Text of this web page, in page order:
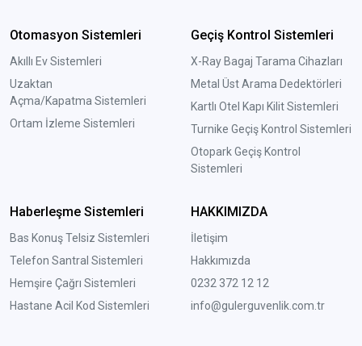
Otomasyon Sistemleri
Akıllı Ev Sistemleri
Uzaktan
Açma/Kapatma Sistemleri
Ortam İzleme Sistemleri
Geçiş Kontrol Sistemleri
X-Ray Bagaj Tarama Cihazları
Metal Üst Arama Dedektörleri
Kartlı Otel Kapı Kilit Sistemleri
Turnike Geçiş Kontrol Sistemleri
Otopark Geçiş Kontrol
Sistemleri
Haberleşme Sistemleri
Bas Konuş Telsiz Sistemleri
Telefon Santral Sistemleri
Hemşire Çağrı Sistemleri
Hastane Acil Kod Sistemleri
HAKKIMIZDA
İletişim
Hakkımızda
0232 372 12 12
info@gulerguvenlik.com.tr